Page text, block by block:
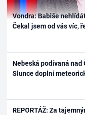
Vondra: Babiše
Čekal jsem od vás víc,
Nebeská podívaná
Slunce doplní
REPORTÁŽ: Za